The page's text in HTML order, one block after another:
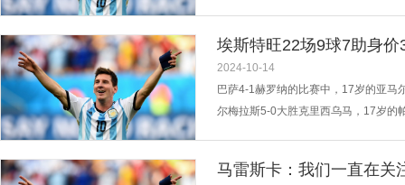
埃斯特旺22场9球7助身
2024-10-14
巴萨4-1赫罗纳的比赛中，17岁的亚马
尔梅拉斯5-0大胜克里西乌马，17岁的
马雷斯卡：我们一直在关